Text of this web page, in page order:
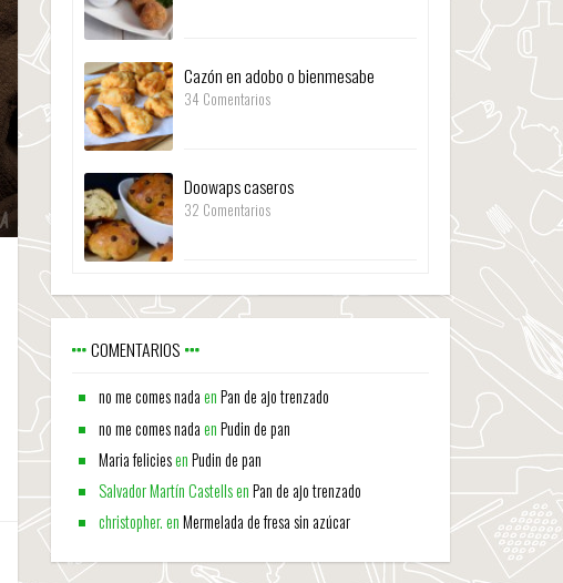
Cazón en adobo o bienmesabe
34 Comentarios
Doowaps caseros
32 Comentarios
COMENTARIOS
no me comes nadaenPan de ajo trenzado
no me comes nadaenPudin de pan
Maria feliciesenPudin de pan
Salvador Martín CastellsenPan de ajo trenzado
christopher.enMermelada de fresa sin azúcar